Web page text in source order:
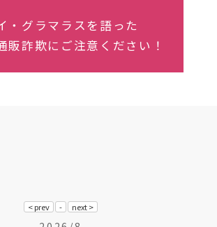
・グラマラスを語った
販詐欺にご注意ください！